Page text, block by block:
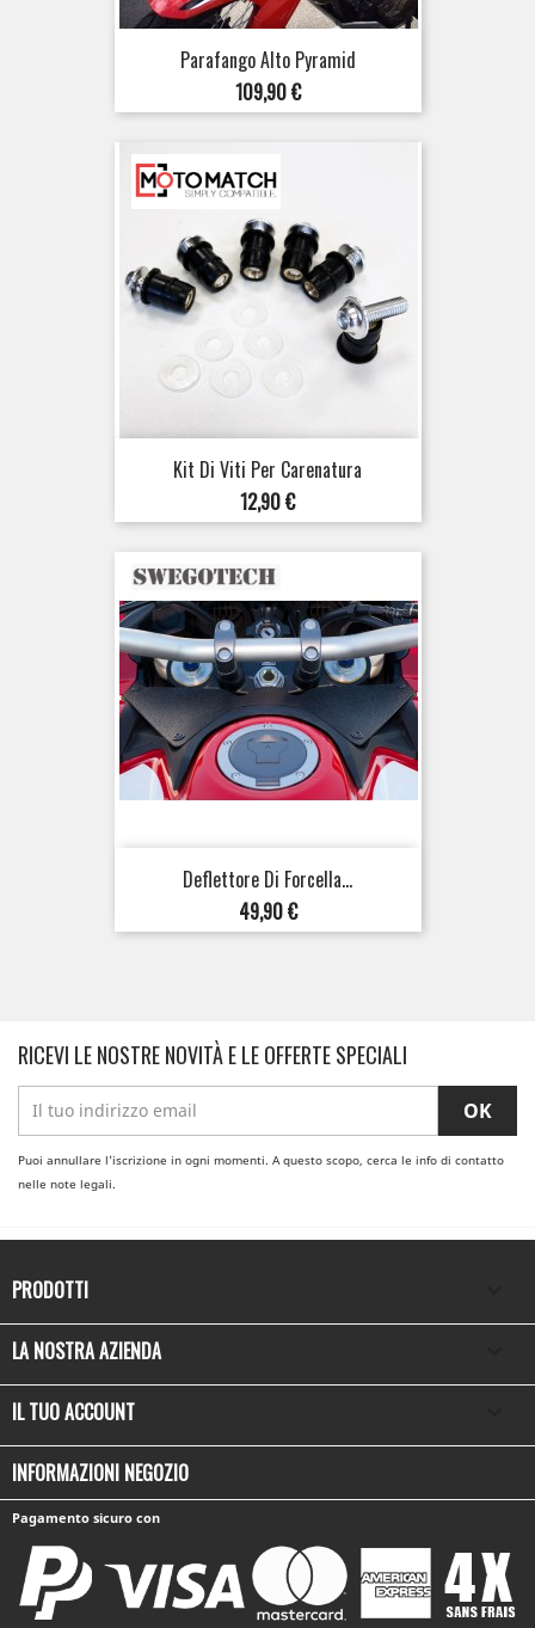
Parafango Alto Pyramid
Prezzo
109,90 €
Kit Di Viti Per Carenatura
Prezzo
12,90 €
Deflettore Di Forcella...
Prezzo
49,90 €
RICEVI LE NOSTRE NOVITÀ E LE OFFERTE SPECIALI
Puoi annullare l'iscrizione in ogni momenti. A questo scopo, cerca le info di contatto
nelle note legali.
PRODOTTI
LA NOSTRA AZIENDA
IL TUO ACCOUNT
INFORMAZIONI NEGOZIO
Pagamento sicuro con